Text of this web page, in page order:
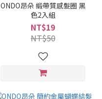
ONDO昂朵 緞帶質感髮圈 黑
色2入組
NT$19
NT$50